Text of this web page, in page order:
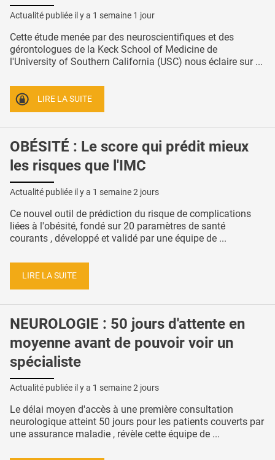
Actualité publiée il y a 1 semaine 1 jour
Cette étude menée par des neuroscientifiques et des
gérontologues de la Keck School of Medicine de
l'University of Southern California (USC) nous éclaire sur ...
LIRE LA SUITE
OBÉSITÉ : Le score qui prédit mieux
les risques que l'IMC
Actualité publiée il y a 1 semaine 2 jours
Ce nouvel outil de prédiction du risque de complications
liées à l'obésité, fondé sur 20 paramètres de santé
courants , développé et validé par une équipe de ...
LIRE LA SUITE
NEUROLOGIE : 50 jours d'attente en
moyenne avant de pouvoir voir un
spécialiste
Actualité publiée il y a 1 semaine 2 jours
Le délai moyen d'accès à une première consultation
neurologique atteint 50 jours pour les patients couverts par
une assurance maladie , révèle cette équipe de ...